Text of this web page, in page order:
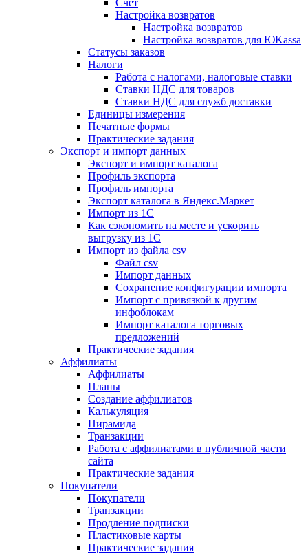
Счет
Настройка возвратов
Настройка возвратов
Настройка возвратов для ЮKassa
Статусы заказов
Налоги
Работа с налогами, налоговые ставки
Ставки НДС для товаров
Ставки НДС для служб доставки
Единицы измерения
Печатные формы
Практические задания
Экспорт и импорт данных
Экспорт и импорт каталога
Профиль экспорта
Профиль импорта
Экспорт каталога в Яндекс.Маркет
Импорт из 1С
Как сэкономить на месте и ускорить
выгрузку из 1С
Импорт из файла csv
Файл csv
Импорт данных
Сохранение конфигурации импорта
Импорт с привязкой к другим
инфоблокам
Импорт каталога торговых
предложений
Практические задания
Аффилиаты
Аффилиаты
Планы
Создание аффилиатов
Калькуляция
Пирамида
Транзакции
Работа с аффилиатами в публичной части
сайта
Практические задания
Покупатели
Покупатели
Транзакции
Продление подписки
Пластиковые карты
Практические задания